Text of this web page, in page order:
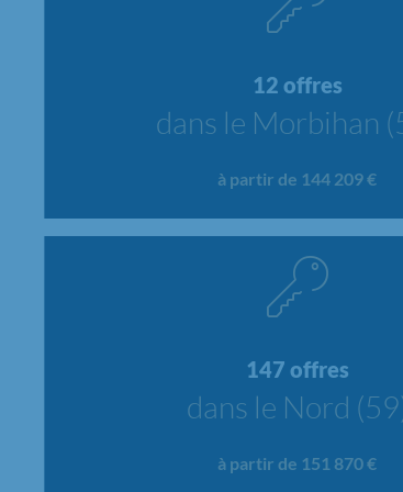
12 offres
dans le Morbihan
à partir de 144 209 €
147 offres
dans le Nord
à partir de 151 870 €